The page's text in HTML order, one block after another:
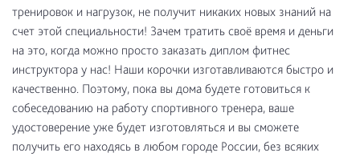
тренировок и нагрузок, не получит никаких новых знаний на
счет этой специальности! Зачем тратить своё время и деньги
на это, когда можно просто заказать диплом фитнес
инструктора у нас! Наши корочки изготавливаются быстро и
качественно. Поэтому, пока вы дома будете готовиться к
собеседованию на работу спортивного тренера, ваше
удостоверение уже будет изготовляться и вы сможете
получить его находясь в любом городе России, без всяких